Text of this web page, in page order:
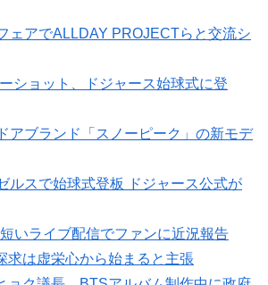
ェアでALLDAY PROJECTらと交流シ
ショット、ドジャース始球式に登
アブランド「スノーピーク」の新モデ
ルスで始球式登板 ドジャース公式が
いライブ配信でファンに近況報告
求は虚栄心から始まると主張